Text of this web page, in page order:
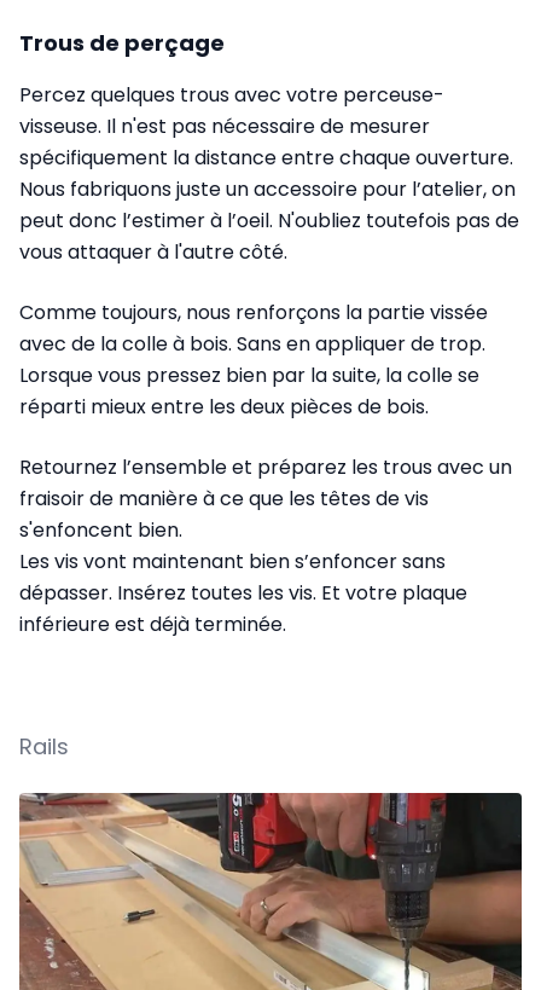
Trous de perçage
Percez quelques trous avec votre perceuse-
visseuse. Il n'est pas nécessaire de mesurer
spécifiquement la distance entre chaque ouverture.
Nous fabriquons juste un accessoire pour l’atelier, on
peut donc l’estimer à l’oeil. N'oubliez toutefois pas de
vous attaquer à l'autre côté.
Comme toujours, nous renforçons la partie vissée
avec de la colle à bois. Sans en appliquer de trop.
Lorsque vous pressez bien par la suite, la colle se
réparti mieux entre les deux pièces de bois.
Retournez l’ensemble et préparez les trous avec un
fraisoir de manière à ce que les têtes de vis
s'enfoncent bien.
Les vis vont maintenant bien s’enfoncer sans
dépasser. Insérez toutes les vis. Et votre plaque
inférieure est déjà terminée.
Rails